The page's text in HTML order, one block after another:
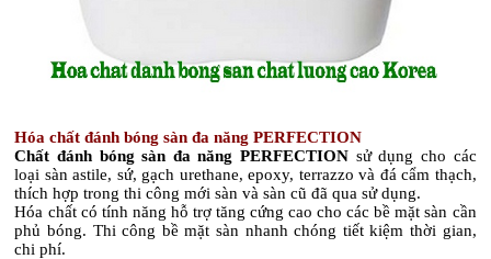
Hóa chất đánh bóng sàn đa năng PERFECTION
Chất đánh bóng sàn đa năng PERFECTION sử dụng cho các
loại sàn astile, sứ, gạch urethane, epoxy, terrazzo và đá cẩm thạch,
thích hợp trong thi công mới sàn và sàn cũ đã qua sử dụng.
Hóa chất có tính năng hỗ trợ tăng cứng cao cho các bề mặt sàn cần
phủ bóng. Thi công bề mặt sàn nhanh chóng tiết kiệm thời gian,
chi phí.